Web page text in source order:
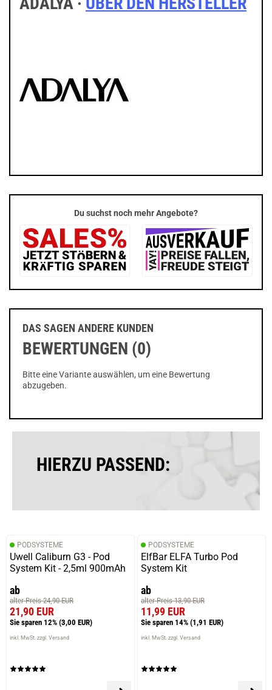
Du suchst noch mehr Angebote?
DAS SAGEN ANDERE KUNDEN
BEWERTUNGEN (0)
Bitte eine Variante auswählen, um eine Bewertung
abzugeben.
HIERZU PASSEND:
PODSYSTEME
Uwell Caliburn G3 - Pod
System Kit - 2,5ml 900mAh
ab
alter Preis 24,90 EUR
21,90 EUR
Sie sparen 12% (3,00 EUR)
inkl. MwSt. zzgl. Versand
PODSYSTEME
ElfBar ELFA Turbo Pod
System Kit
ab
alter Preis 13,90 EUR
11,99 EUR
Sie sparen 14% (1,91 EUR)
inkl. MwSt. zzgl. Versand